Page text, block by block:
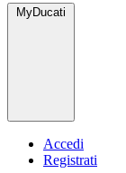
MyDucati
Accedi
Registrati